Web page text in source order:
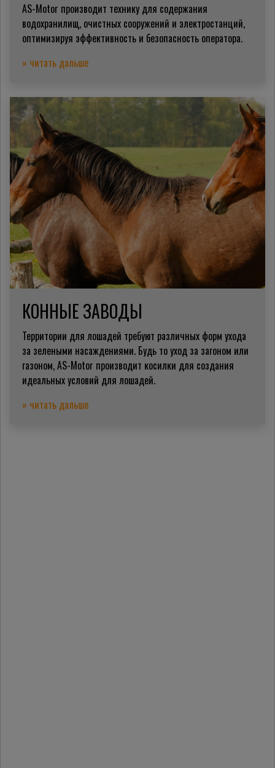
AS-Motor производит технику для содержания
водохранилищ, очистных сооружений и электростанций,
оптимизируя эффективность и безопасность оператора.
» читать дальше
КОННЫЕ ЗАВОДЫ
Территории для лошадей требуют различных форм ухода
за зелеными насаждениями. Будь то уход за загоном или
газоном, AS-Motor производит косилки для создания
идеальных условий для лошадей.
» читать дальше